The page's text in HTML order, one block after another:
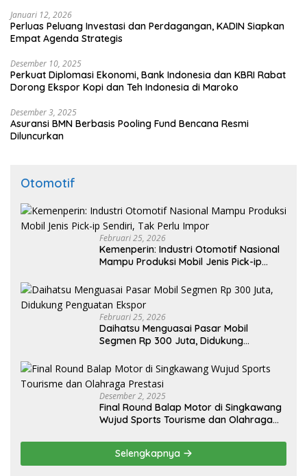
Januari 12, 2026
Perluas Peluang Investasi dan Perdagangan, KADIN Siapkan
Empat Agenda Strategis
Desember 10, 2025
Perkuat Diplomasi Ekonomi, Bank Indonesia dan KBRI Rabat
Dorong Ekspor Kopi dan Teh Indonesia di Maroko
Desember 3, 2025
Asuransi BMN Berbasis Pooling Fund Bencana Resmi
Diluncurkan
Otomotif
Februari 25, 2026
Kemenperin: Industri Otomotif Nasional
Mampu Produksi Mobil Jenis Pick-ip
Februari 25, 2026
Daihatsu Menguasai Pasar Mobil
Segmen Rp 300 Juta, Didukung
Desember 2, 2025
Final Round Balap Motor di Singkawang
Wujud Sports Tourisme dan Olahraga
Selengkapnya